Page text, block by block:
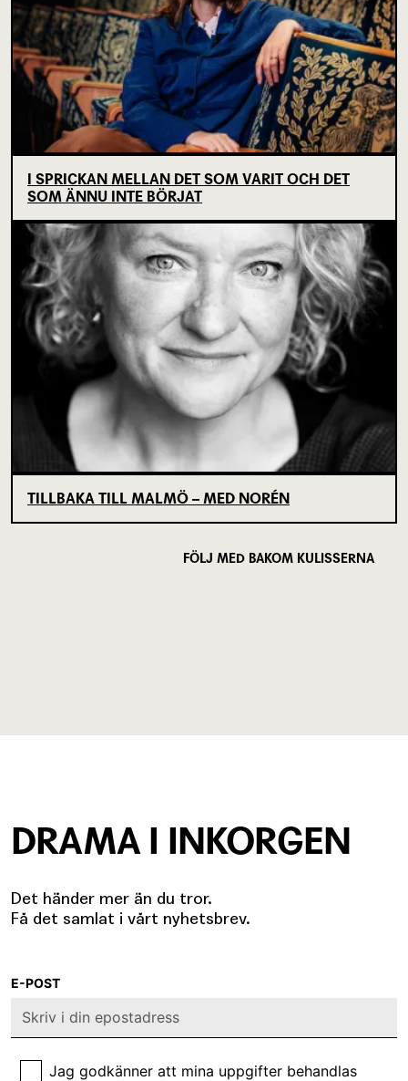
I SPRICKAN MELLAN DET SOM VARIT OCH DET
SOM ÄNNU INTE BÖRJAT
TILLBAKA TILL MALMÖ – MED NORÉN
FÖLJ MED BAKOM KULISSERNA
DRAMA I INKORGEN
Det händer mer än du tror.
Få det samlat i vårt nyhetsbrev.
E-POST
Jag godkänner att mina uppgifter behandlas